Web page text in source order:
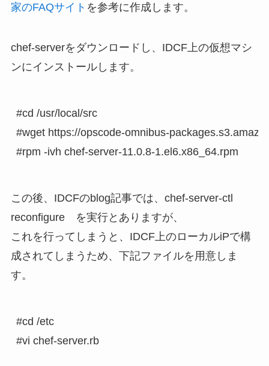
家のFAQサイト を参考に作成します。
chef-serverをダウンロードし、IDCF上の仮想マシ
ンにインストールします。
#cd /usr/local/src
#wget https://opscode-omnibus-
#rpm -ivh chef-server-11.0.8-1.el6.x86_64.rpm
この後、IDCFのblog記事では、chef-server-ctl
reconfigure を実行とありますが、
これを行ってしまうと、IDCF上のローカルiPで構
成されてしまうため、下記ファイルを用意しま
す。
#cd /etc
#vi chef-server.rb